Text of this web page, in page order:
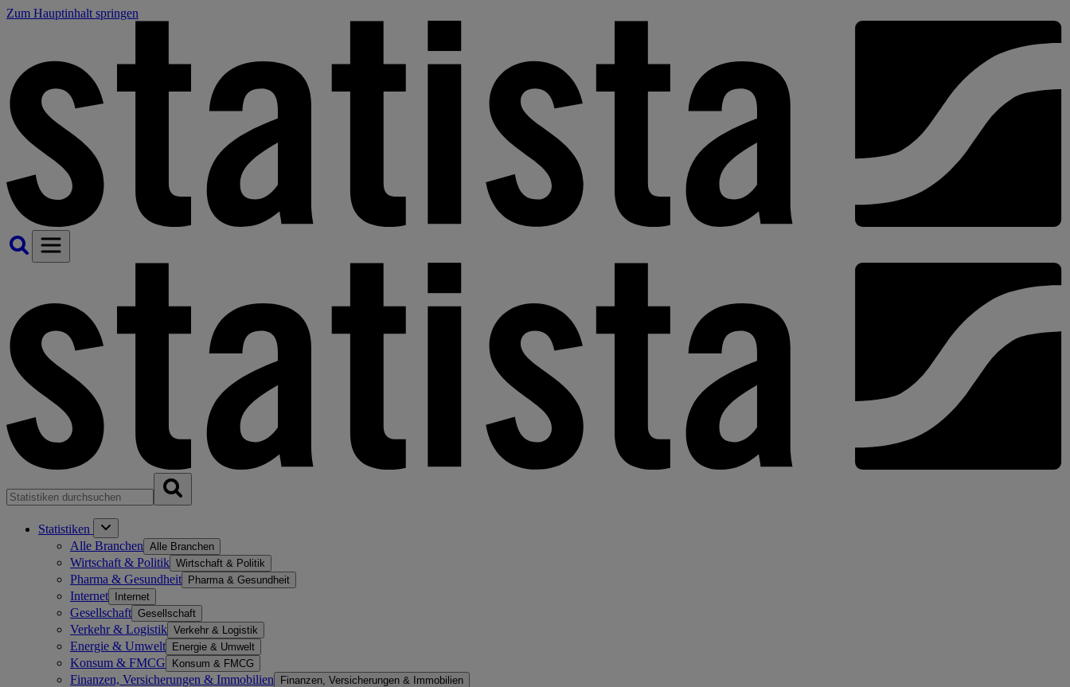
Zum Hauptinhalt springen
Statistiken
Alle Branchen Alle Branchen
Wirtschaft & Politik Wirtschaft & Politik
Pharma & Gesundheit Pharma & Gesundheit
Internet Internet
Gesellschaft Gesellschaft
Verkehr & Logistik Verkehr & Logistik
Energie & Umwelt Energie & Umwelt
Konsum & FMCG Konsum & FMCG
Finanzen, Versicherungen & Immobilien Finanzen, Versicherungen & Immobilien